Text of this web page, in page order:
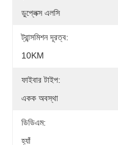
ডুপ্লেক্স এলসি
ট্রান্সমিশন দূরত্ব:
10KM
ফাইবার টাইপ:
একক অবস্থা
ডিডিএম:
হ্যাঁ